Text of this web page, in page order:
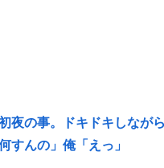
夜の事。ドキドキしなが
すんの」俺「えっ」